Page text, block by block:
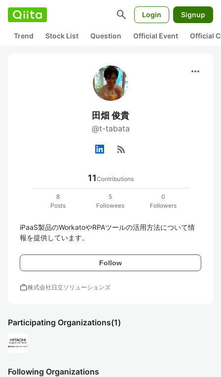
search Login Signup
Trend Stock List Question Official Event Official
more_horiz
田畑 俊貴
@t-tabata
rss_feed
11Contributions
8
Posts
5
Followees
0
Followers
iPaaS製品のWorkatoやRPAツールの活用方法について情
報を提供しています。
Follow
work株式会社日立ソリューションズ
Participating Organizations(1)
Following Organizations